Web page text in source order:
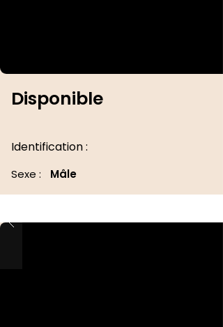
Disponible
Identification :
Sexe : Mâle